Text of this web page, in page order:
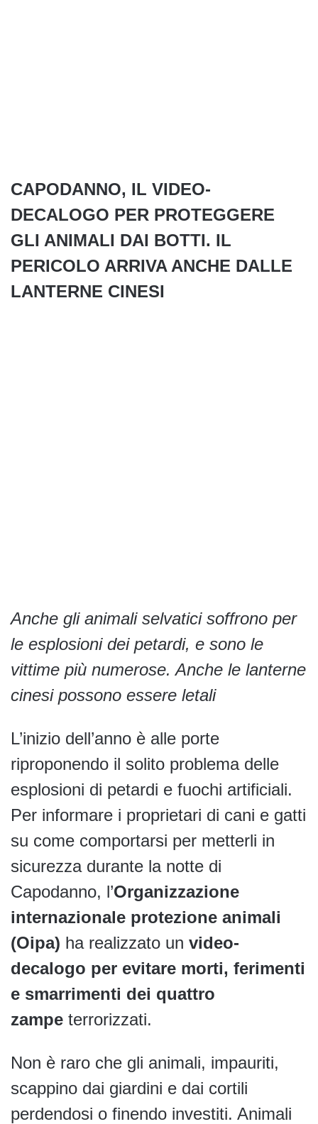
CAPODANNO, IL VIDEO-
DECALOGO PER PROTEGGERE
GLI ANIMALI DAI BOTTI. IL
PERICOLO ARRIVA ANCHE DALLE
LANTERNE CINESI
Anche gli animali selvatici soffrono per
le esplosioni dei petardi, e sono le
vittime più numerose. Anche le lanterne
cinesi possono essere letali
L’inizio dell’anno è alle porte
riproponendo il solito problema delle
esplosioni di petardi e fuochi artificiali.
Per informare i proprietari di cani e gatti
su come comportarsi per metterli in
sicurezza durante la notte di
Capodanno, l’Organizzazione
internazionale protezione animali
(Oipa) ha realizzato un video-
decalogo per evitare morti, ferimenti
e smarrimenti dei quattro
zampe terrorizzati.
Non è raro che gli animali, impauriti,
scappino dai giardini e dai cortili
perdendosi o finendo investiti. Animali